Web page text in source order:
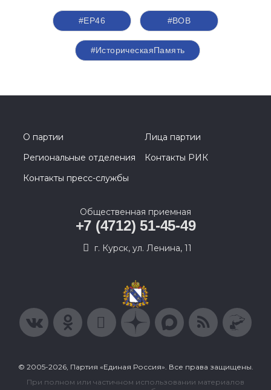
#ЕР46 #ВОВ
#ИсторическаяПамять
О партии
Лица партии
Региональные отделения
Контакты РИК
Контакты пресс-службы
Общественная приемная
+7 (4712) 51-45-49
г. Курск, ул. Ленина, 11
© 2005-2026, Партия «Единая Россия». Все права защищены.
При полном или частичном использовании материалов